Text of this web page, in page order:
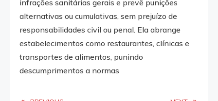
infrações sanitárias gerais e prevê punições
alternativas ou cumulativas, sem prejuízo de
responsabilidades civil ou penal. Ela abrange
estabelecimentos como restaurantes, clínicas e
transportes de alimentos, punindo
descumprimentos a normas